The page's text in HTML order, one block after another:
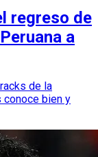
regreso de
a
de la
conoce bien y